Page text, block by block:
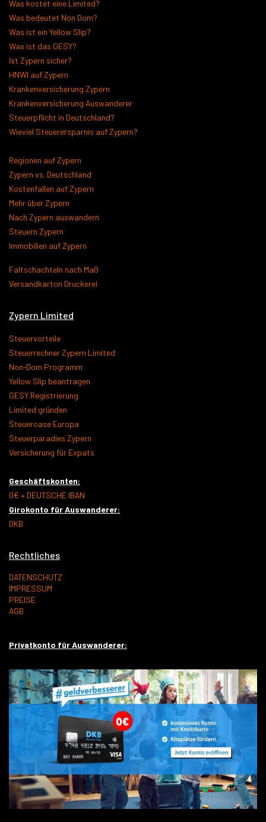
Was kostet eine Limited?
Was bedeutet Non Dom?
Was ist ein Yellow Slip?
Was ist das GESY?
Ist Zypern sicher?
HNWI auf Zypern
Krankenversicherung Zypern
Krankenversicherung Auswanderer
Steuerpflicht in Deutschland?
Wieviel Steuerersparnis auf Zypern?
Regionen auf Zypern
Zypern vs. Deutschland
Kostenfallen auf Zypern
Mehr über Zypern
Nach Zypern auswandern
Steuern Zypern
Immobilien auf Zypern
Faltschachteln nach Maß
Versandkarton Druckerei
Zypern Limited
Steuervorteile
Steuerrechner Zypern Limited
Non-Dom Programm
Yellow Slip beantragen
GESY Registrierung
Limited gründen
Steueroase Europa
Steuerparadies Zypern
Versicherung für Expats
Geschäftskonten:
0€ + DEUTSCHE IBAN
Girokonto für Auswanderer:
DKB
Rechtliches
DATENSCHUTZ
IMPRESSUM
PREISE
AGB
Privatkonto für Auswanderer: